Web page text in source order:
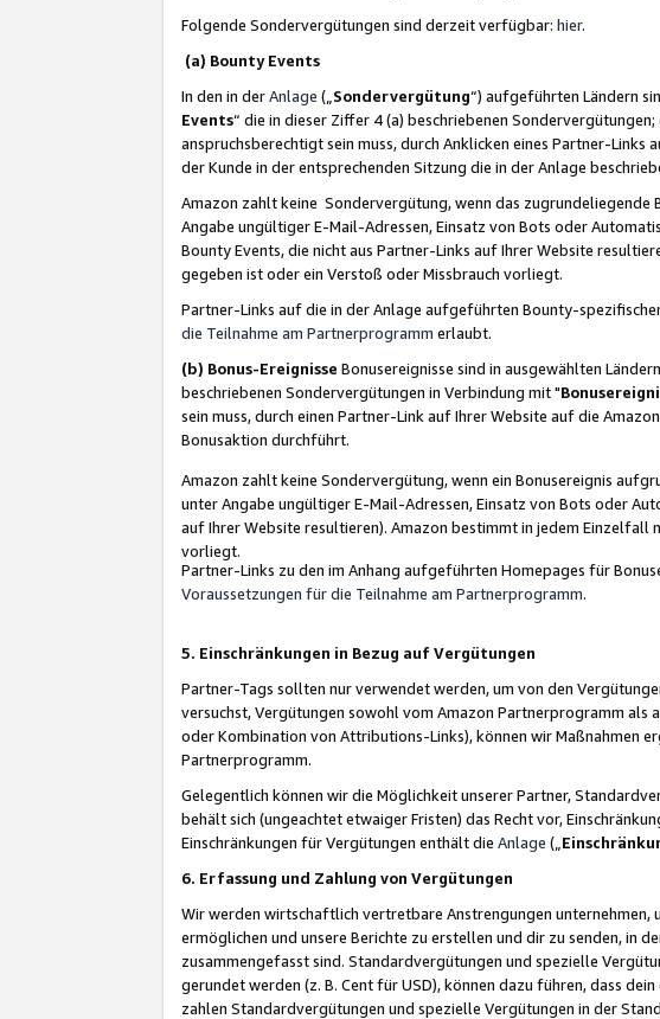
Folgende Sondervergütungen sind derzeit verfügbar: hier.
(a) Bounty Events
In den in derAnlage („ Sondervergütung“) aufgeführten Ländern
Events“ die in dieser Ziffer 4 (a) beschriebenen
anspruchsberechtigt sein muss, durch Anklicken eines Partner-
der Kunde in der entsprechenden Sitzung die in der Anlage
Amazon zahlt keine Sondervergütung, wenn das zugrundeliegende
Angabe ungültiger E-Mail-Adressen, Einsatz von Bots oder
Bounty Events, die nicht aus Partner-Links auf Ihrer Website
gegeben ist oder ein Verstoß oder Missbrauch vorliegt.
Partner-Links auf die in der Anlage aufgeführten Bounty-
die Teilnahme am Partnerprogramm erlaubt.
(b) Bonus-Ereignisse Bonusereignisse sind in ausgewählten
beschriebenen Sondervergütungen in Verbindung mit "
sein muss, durch einen Partner-Link auf Ihrer Website auf die
Bonusaktion durchführt.
Amazon zahlt keine Sondervergütung, wenn ein Bonusereignis
unter Angabe ungültiger E-Mail-Adressen, Einsatz von Bots oder
auf Ihrer Website resultieren). Amazon bestimmt in jedem Einzelfall
vorliegt.
Partner-Links zu den im Anhang aufgeführten Homepages für
Voraussetzungen für die Teilnahme am Partnerprogramm.
5. Einschränkungen in Bezug auf Vergütungen
Partner-Tags sollten nur verwendet werden, um von den
versuchst, Vergütungen sowohl vom Amazon Partnerprogramm
oder Kombination von Attributions-Links), können wir Maßnahmen
Partnerprogramm.
Gelegentlich können wir die Möglichkeit unserer Partner,
behält sich (ungeachtet etwaiger Fristen) das Recht vor,
Einschränkungen für Vergütungen enthält die Anlage („
6. Erfassung und Zahlung von Vergütungen
Wir werden wirtschaftlich vertretbare Anstrengungen
ermöglichen und unsere Berichte zu erstellen und dir zu senden, in
zusammengefasst sind. Standardvergütungen und spezielle
gerundet werden (z. B. Cent für USD), können dazu führen, dass
zahlen Standardvergütungen und spezielle Vergütungen in der